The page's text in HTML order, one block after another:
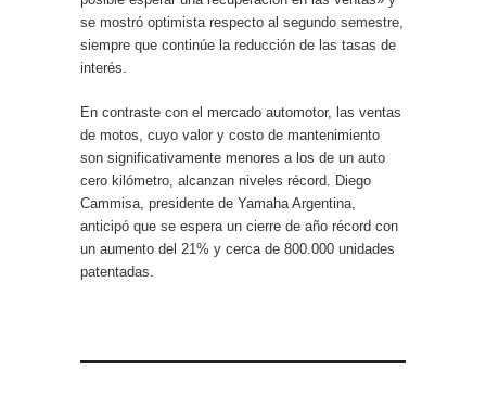
se mostró optimista respecto al segundo semestre,
siempre que continúe la reducción de las tasas de
interés.
En contraste con el mercado automotor, las ventas
de motos, cuyo valor y costo de mantenimiento
son significativamente menores a los de un auto
cero kilómetro, alcanzan niveles récord. Diego
Cammisa, presidente de Yamaha Argentina,
anticipó que se espera un cierre de año récord con
un aumento del 21% y cerca de 800.000 unidades
patentadas.